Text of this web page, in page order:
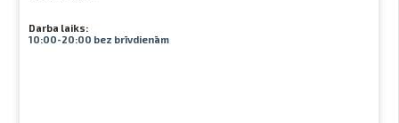
Darba laiks:
10:00-20:00 bez brīvdienām